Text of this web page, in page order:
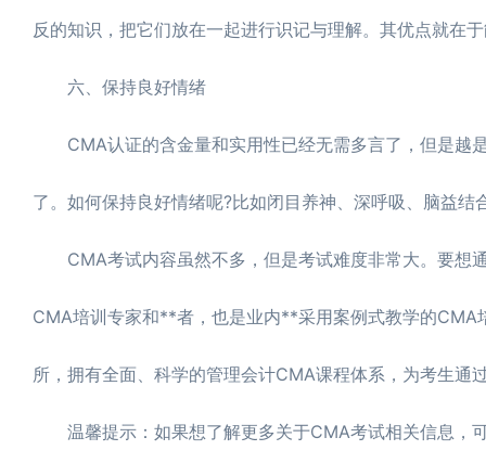
反的知识，把它们放在一起进行识记与理解。其优点就在
六、保持良好情绪
CMA认证的含金量和实用性已经无需多言了，但是越
了。如何保持良好情绪呢?比如闭目养神、深呼吸、脑益
CMA考试内容虽然不多，但是考试难度非常大。要想
CMA培训专家和**者，也是业内**采用案例式教学的
所，拥有全面、科学的管理会计CMA课程体系，为考生通
温馨提示：如果想了解更多关于CMA考试相关信息，